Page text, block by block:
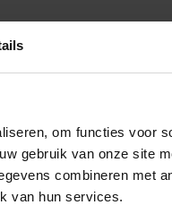
om functies voor
gebruik van onze site
combineren met
van hun services.
direct goed
de plek, hoe
Bolvorm